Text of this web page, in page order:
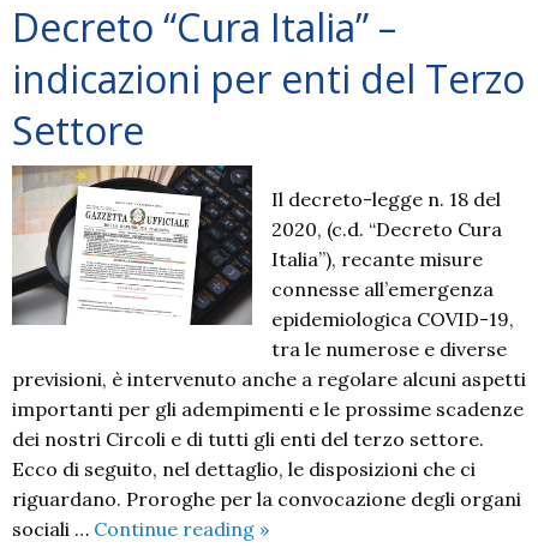
2020
Decreto “Cura Italia” –
indicazioni per enti del Terzo
Settore
Il decreto-legge n. 18 del
2020, (c.d. “Decreto Cura
Italia”), recante misure
connesse all’emergenza
epidemiologica COVID-19,
tra le numerose e diverse
previsioni, è intervenuto anche a regolare alcuni aspetti
importanti per gli adempimenti e le prossime scadenze
dei nostri Circoli e di tutti gli enti del terzo settore.
Ecco di seguito, nel dettaglio, le disposizioni che ci
riguardano. Proroghe per la convocazione degli organi
sociali … Continue reading Decreto
»